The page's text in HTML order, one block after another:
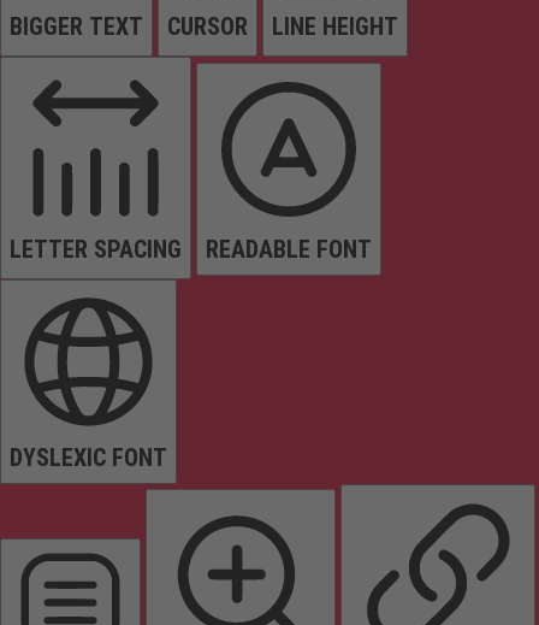
BIGGER TEXT CURSOR LINE HEIGHT
LETTER SPACING READABLE FONT
DYSLEXIC FONT